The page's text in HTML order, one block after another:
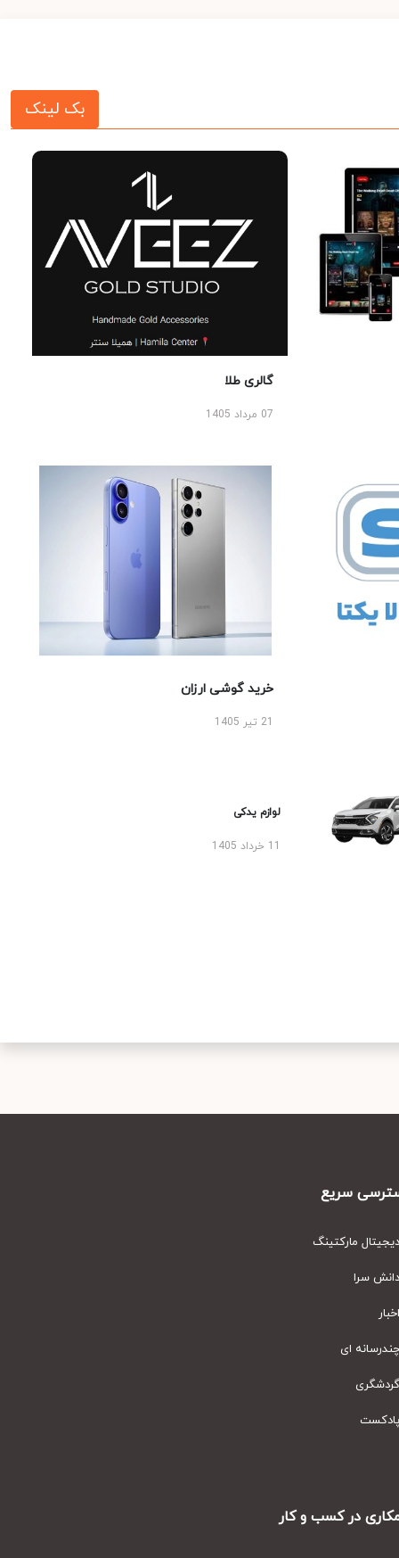
بک لینک
گالری طلا
07 مرداد 1405
خرید گوشی ارزان
لوازم یدکی
سریع
مارکتینگ
سرا
ای
در کسب و کار